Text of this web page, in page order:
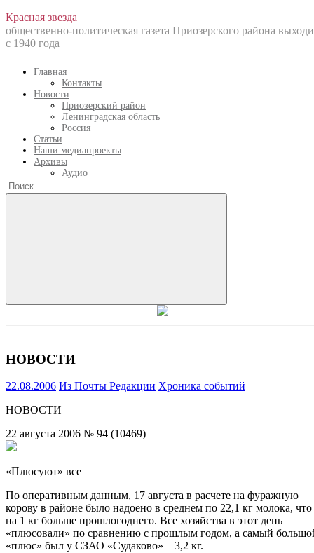
Перейти
к
содержанию
Красная звезда
общественно-политическая газета Приозерского района
с 1940 года
Главная
Контакты
Новости
Приозерский район
Ленинградская область
Россия
Статьи
Наши медиапроекты
Архивы
Аудио
Искать:
Искать
НОВОСТИ
22.08.2006 Из Почты Редакции Хроника событий
НОВОСТИ
22 августа 2006 № 94 (10469)
«Плюсуют» все
По оперативным данным, 17 августа в расчете на фуражную
корову в районе было надоено в среднем по 22,1 кг молока, что
на 1 кг больше прошлогоднего. Все хозяйства в этот день
«плюсовали» по сравнению с прошлым годом, а самый
«плюс» был у СЗАО «Судаково» – 3,2 кг.